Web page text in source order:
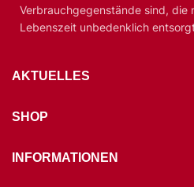
Verbrauchgegenstände sind, die
Lebenszeit unbedenklich
AKTUELLES
SHOP
INFORMATIONEN